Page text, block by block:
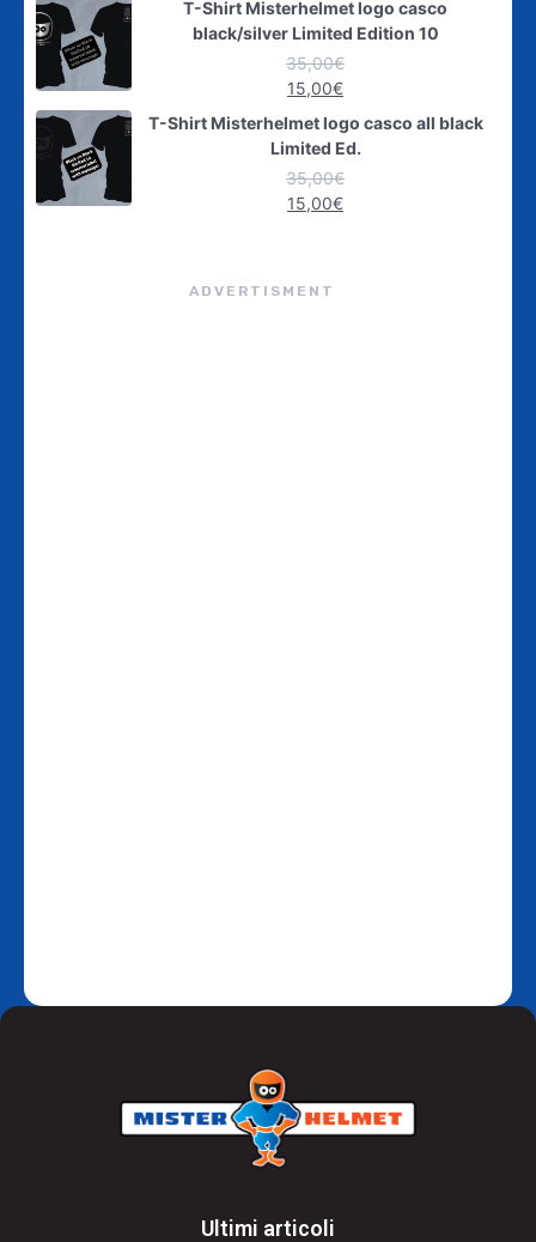
T-Shirt Misterhelmet logo casco
black/silver Limited Edition 10
35,00€
15,00€
T-Shirt Misterhelmet logo casco all black
Limited Ed.
35,00€
15,00€
ADVERTISMENT
Ultimi articoli